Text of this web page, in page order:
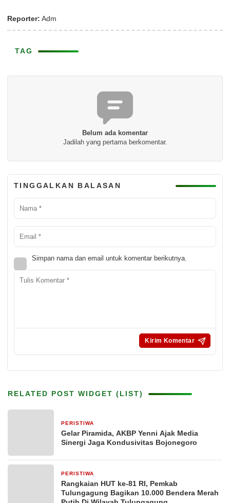
Reporter: Adm
TAG
Belum ada komentar
Jadilah yang pertama berkomentar.
TINGGALKAN BALASAN
Simpan nama dan email untuk komentar berikutnya.
RELATED POST WIDGET (LIST)
PERISTIWA
Gelar Piramida, AKBP Yenni Ajak Media
Sinergi Jaga Kondusivitas Bojonegoro
PERISTIWA
Rangkaian HUT ke-81 RI, Pemkab
Tulungagung Bagikan 10.000 Bendera Merah